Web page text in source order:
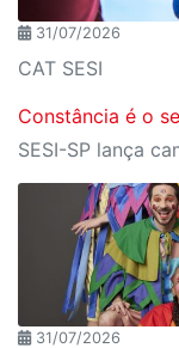
31/07/2026
CAT SESI
Constância é o
31/07/2026